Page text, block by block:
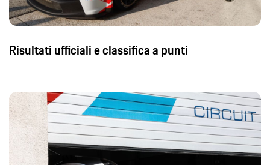
Risultati ufficiali e classifica a punti